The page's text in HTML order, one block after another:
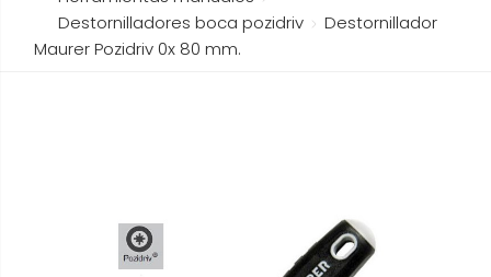
Destornilladores boca pozidriv
Destornillador
Maurer Pozidriv 0x 80 mm.